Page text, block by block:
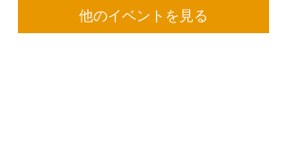
他のイベントを見る